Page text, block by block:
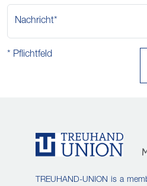
Nachricht*
* Pflichtfeld
TREUHAND-UNION is a